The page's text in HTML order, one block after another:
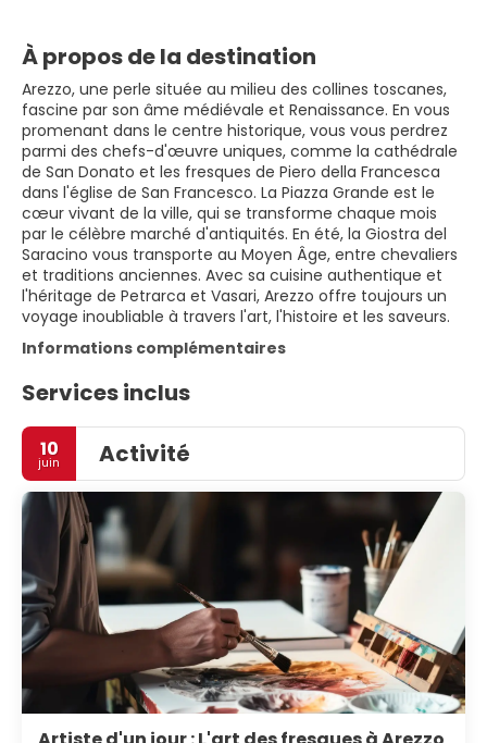
À propos de la destination
Arezzo, une perle située au milieu des collines toscanes,
fascine par son âme médiévale et Renaissance. En vous
promenant dans le centre historique, vous vous perdrez
parmi des chefs-d'œuvre uniques, comme la cathédrale
de San Donato et les fresques de Piero della Francesca
dans l'église de San Francesco. La Piazza Grande est le
cœur vivant de la ville, qui se transforme chaque mois
par le célèbre marché d'antiquités. En été, la Giostra del
Saracino vous transporte au Moyen Âge, entre chevaliers
et traditions anciennes. Avec sa cuisine authentique et
l'héritage de Petrarca et Vasari, Arezzo offre toujours un
voyage inoubliable à travers l'art, l'histoire et les saveurs.
Informations complémentaires
Services inclus
10
juin Activité